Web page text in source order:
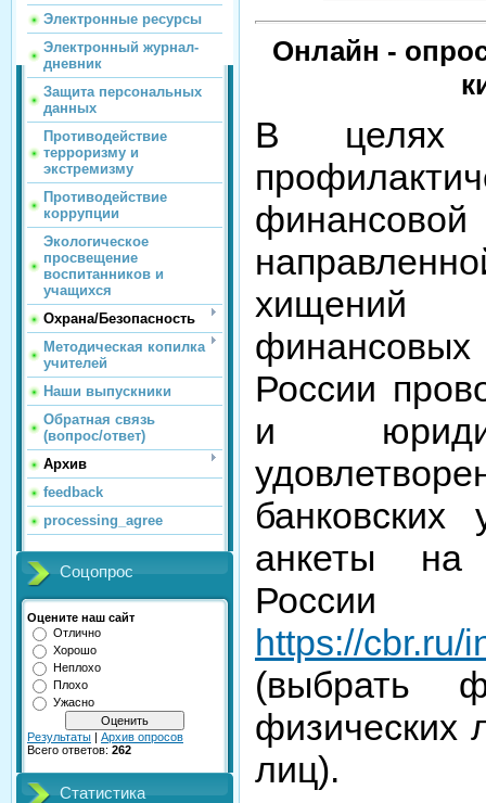
Электронные ресурсы
Электронный журнал-
дневник
Защита персональных
данных
Противодействие
терроризму и
экстремизму
Противодействие
коррупции
Экологическое
просвещение
воспитанников и
учащихся
Охрана/Безопасность
Методическая копилка
учителей
Наши выпускники
Обратная связь
(вопрос/ответ)
Архив
feedback
processing_agree
Соцопрос
Оцените наш сайт
Отлично
Хорошо
Неплохо
Плохо
Ужасно
Результаты | Архив опросов
Всего ответов: 262
Статистика
Онлайн -
В целях
хищений
России
и
банковских
анкеты на
https://cbr.ru/
(выбрать
физических
лиц).